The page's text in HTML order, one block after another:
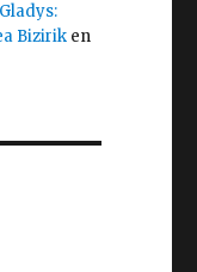
Bizirik en